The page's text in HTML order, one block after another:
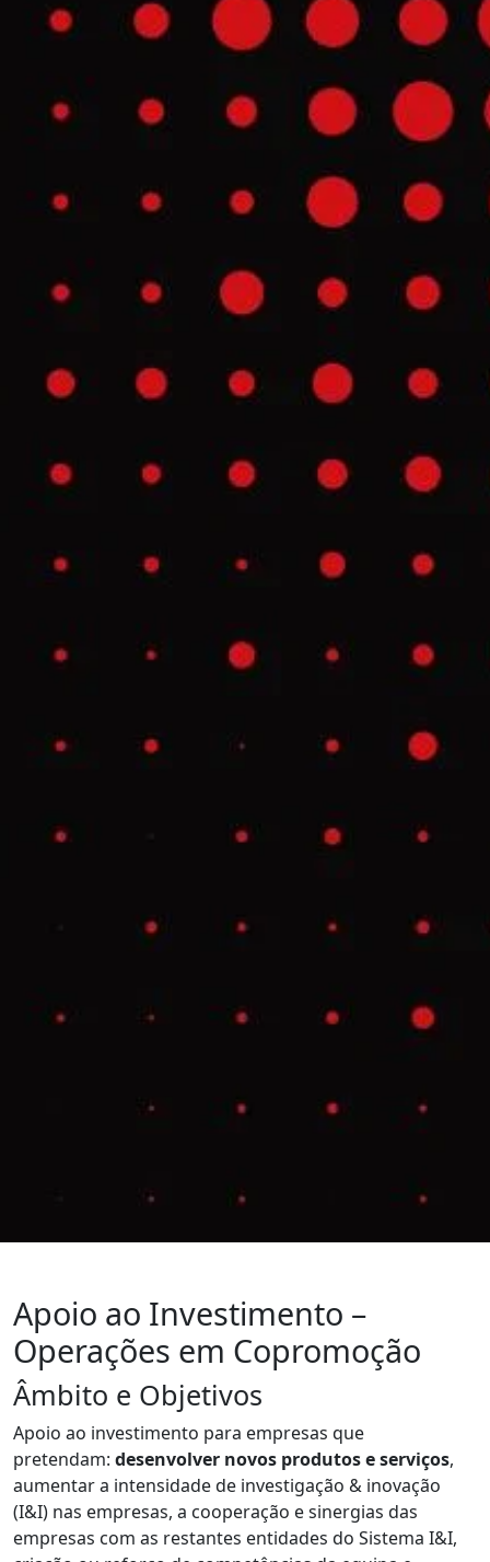
Apoio ao Investimento –
Operações em Copromoção
Âmbito e Objetivos
Apoio ao investimento para empresas que
pretendam: desenvolver novos produtos e serviços,
aumentar a intensidade de investigação & inovação
(I&I) nas empresas, a cooperação e sinergias das
empresas com as restantes entidades do Sistema I&I,